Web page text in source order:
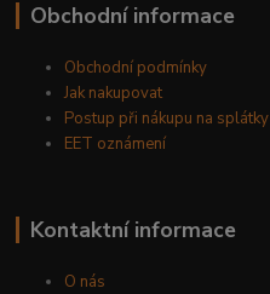
Obchodní informace
Obchodní podmínky
Jak nakupovat
Postup při nákupu na splátky
EET oznámení
Kontaktní informace
O nás